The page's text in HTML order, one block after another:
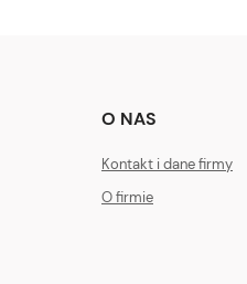
O NAS
Kontakt i dane firmy
O firmie